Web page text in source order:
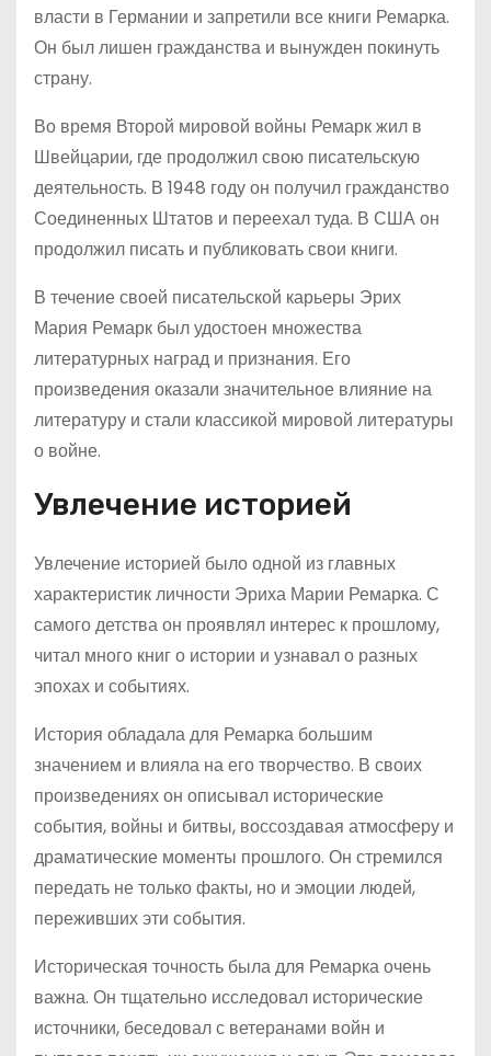
власти в Германии и запретили все книги Ремарка.
Он был лишен гражданства и вынужден покинуть
страну.
Во время Второй мировой войны Ремарк жил в
Швейцарии, где продолжил свою писательскую
деятельность. В 1948 году он получил гражданство
Соединенных Штатов и переехал туда. В США он
продолжил писать и публиковать свои книги.
В течение своей писательской карьеры Эрих
Мария Ремарк был удостоен множества
литературных наград и признания. Его
произведения оказали значительное влияние на
литературу и стали классикой мировой литературы
о войне.
Увлечение историей
Увлечение историей было одной из главных
характеристик личности Эриха Марии Ремарка. С
самого детства он проявлял интерес к прошлому,
читал много книг о истории и узнавал о разных
эпохах и событиях.
История обладала для Ремарка большим
значением и влияла на его творчество. В своих
произведениях он описывал исторические
события, войны и битвы, воссоздавая атмосферу и
драматические моменты прошлого. Он стремился
передать не только факты, но и эмоции людей,
переживших эти события.
Историческая точность была для Ремарка очень
важна. Он тщательно исследовал исторические
источники, беседовал с ветеранами войн и